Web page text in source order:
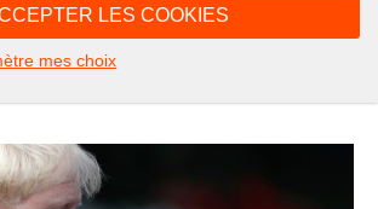
LES COOKIES
mes choix
par Boris